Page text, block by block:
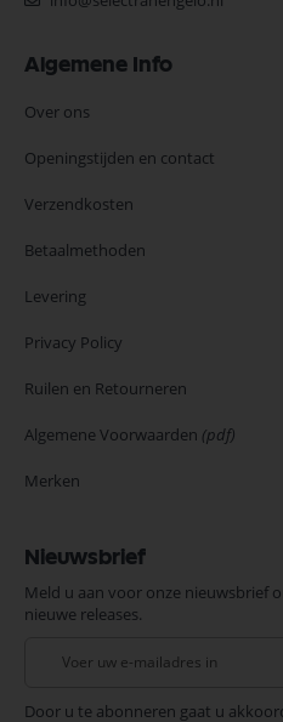
Algemene Info
Over ons
Openingstijden en contact
Verzendkosten
Betaalmethoden
Levering
Privacy Policy
Ruilen en Retourneren
Algemene Voorwaarden (pdf)
Merken
Nieuwsbrief
Meld u aan voor onze nieuwsbrief
nieuwe releases.
onze
Door u te abonneren gaat u